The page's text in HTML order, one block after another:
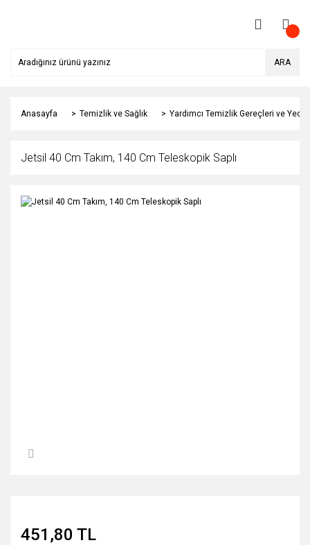
ARA
Anasayfa Temizlik ve Sağlık Yardımcı Temizlik Gereçleri ve
Jetsil 40 Cm Takım, 140 Cm Teleskopik Saplı
451,80 TL